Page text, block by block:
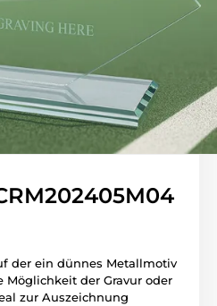
der ein dünnes Metallmotiv
Möglichkeit der Gravur oder
zur Auszeichnung